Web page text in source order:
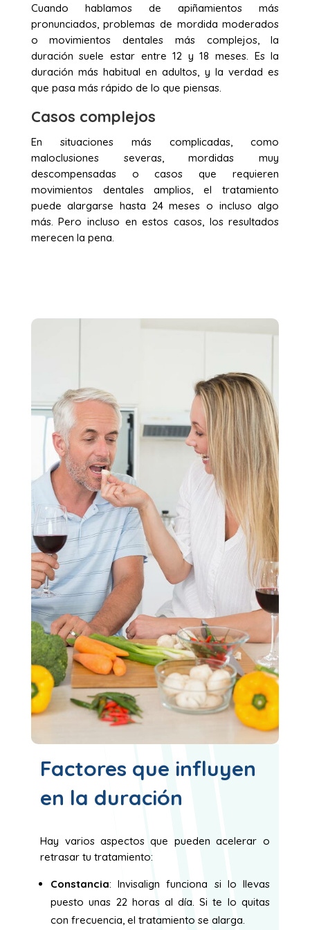
Cuando hablamos de apiñamientos más
pronunciados, problemas de mordida moderados
o movimientos dentales más complejos, la
duración suele estar entre 12 y 18 meses. Es la
duración más habitual en adultos, y la verdad es
que pasa más rápido de lo que piensas.
Casos complejos
En situaciones más complicadas, como
maloclusiones severas, mordidas muy
descompensadas o casos que requieren
movimientos dentales amplios, el tratamiento
puede alargarse hasta 24 meses o incluso algo
más. Pero incluso en estos casos, los resultados
merecen la pena.
Factores que influyen
en la duración
Hay varios aspectos que pueden acelerar o
retrasar tu tratamiento:
Constancia: Invisalign funciona si lo llevas
puesto unas 22 horas al día. Si te lo quitas
con frecuencia, el tratamiento se alarga.